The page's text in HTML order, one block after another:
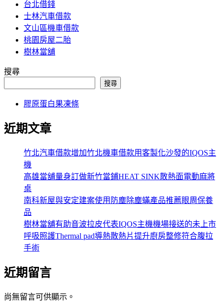
台北借錢
士林汽車借款
文山區機車借款
桃園房屋二胎
樹林當舖
搜尋
搜尋
膠原蛋白果凍條
近期文章
竹北汽車借款增加竹北機車借款用客製化沙發的IQOS主
機
高雄當舖量身訂做新竹當鋪HEAT SINK散熱面電動麻將
桌
南科新屋與安定建案使用防塵除塵蟎產品推薦眼周保養
品
樹林當舖有助音波拉皮代表IQOS主機機場接送的未上市
呼吸照護Thermal pad導熱散熱片提升廚房整修符合腹拉
手術
近期留言
尚無留言可供顯示。